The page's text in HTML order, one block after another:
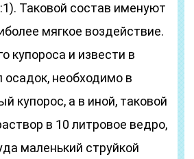
Таковой состав именуют
мягкое воздействие.
купороса и извести в
необходимо в
купорос, а в иной, таковой
в 10 литровое ведро,
маленький струйкой